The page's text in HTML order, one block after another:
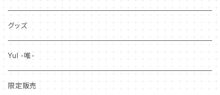
グッズ
YuI -唯-
限定販売